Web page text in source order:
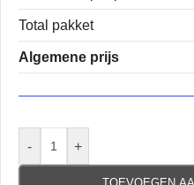
Total pakket
Algemene prijs
- +